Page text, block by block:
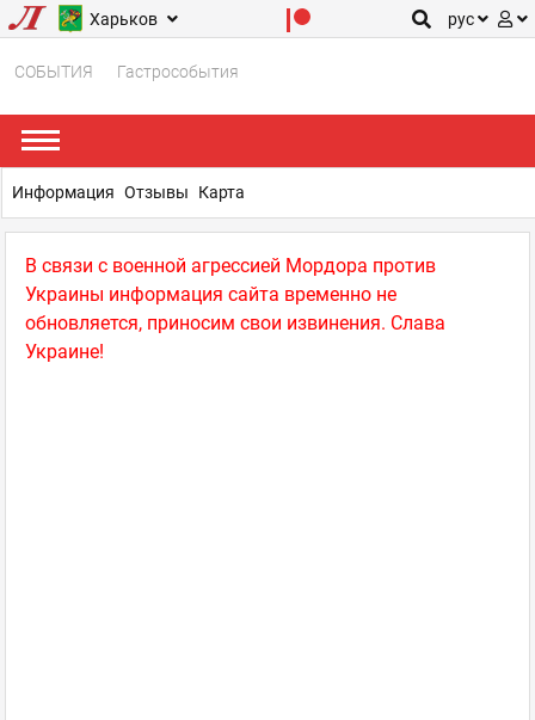
Харьков рус
СОБЫТИЯ Гастрособытия
В связи с военной агрессией Мордора против
Украины информация сайта временно не
обновляется, приносим свои извинения. Слава
Украине!
Информация Отзывы Карта